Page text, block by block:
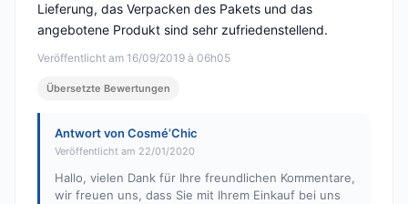
Veröffentlicht am 16/09/2019 à 06h05
Lieferung, das Verpacken des Pakets und das
angebotene Produkt sind sehr zufriedenstellend.
Übersetzte Bewertungen
Antwort von Cosmé’Chic
Veröffentlicht am 22/01/2020
Hallo, vielen Dank für Ihre freundlichen Kommentare,
wir freuen uns, dass Sie mit Ihrem Einkauf bei uns